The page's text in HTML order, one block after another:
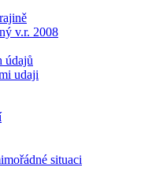
v.r. 2008
údajů
udaji
situaci